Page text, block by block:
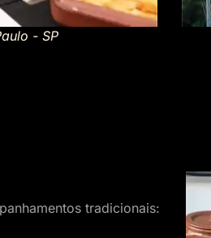
- SP
tradicionais: